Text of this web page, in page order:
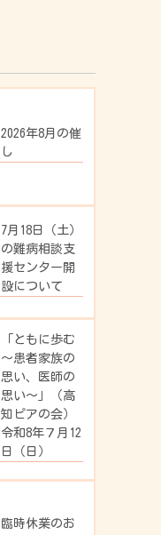
2026年8月の催
し
7月18日（土）
の難病相談支
援センター開
設について
「ともに歩む
～患者家族の
思い、医師の
思い～」（高
知ピアの会）
令和8年７月12
日（日）
臨時休業のお